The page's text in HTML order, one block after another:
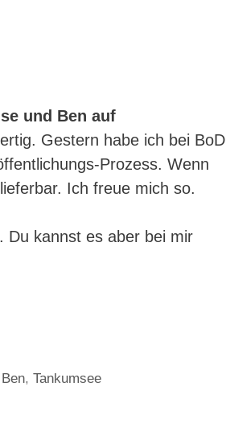
und Ben auf
Gestern habe ich bei BoD
Prozess. Wenn
Ich freue mich so.
Du kannst es aber bei mir
,Tankumsee